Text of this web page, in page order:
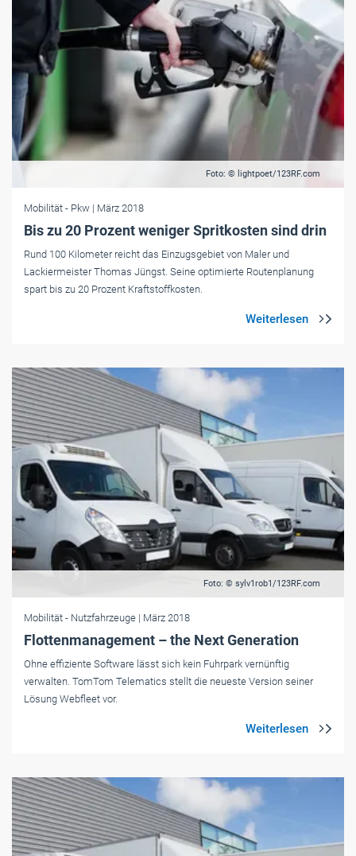
Foto: © lightpoet/123RF.com
Mobilität - Pkw | März 2018
Bis zu 20 Prozent weniger Spritkosten sind drin
Rund 100 Kilometer reicht das Einzugsgebiet von Maler und
Lackiermeister Thomas Jüngst. Seine optimierte Routenplanung
spart bis zu 20 Prozent Kraftstoffkosten.
Foto: © sylv1rob1/123RF.com
Mobilität - Nutzfahrzeuge | März 2018
Flottenmanagement – the Next Generation
Ohne effiziente Software lässt sich kein Fuhrpark vernünftig
verwalten. TomTom Telematics stellt die neueste Version seiner
Lösung Webfleet vor.